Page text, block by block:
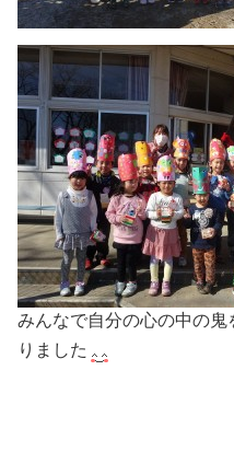
みんなで自分の心の中の
りました